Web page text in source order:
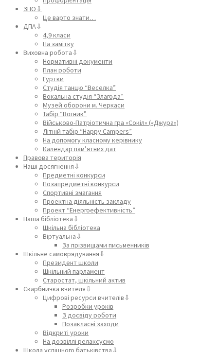
ЗНО⇩
Це варто знати…
ДПА⇩
4,9 класи
На замітку
Виховна робота⇩
Нормативні документи
План роботи
Гуртки
Студія танцю “Веселка”
Вокальна студія “Злагода”
Музей оборони м. Черкаси
Табір “Вогник”
Військово-Патріотична гра «Сокіл» («Джура»)
Літній табір “Happy Campers”
На допомогу класному керівнику
Календар пам’ятних дат
Правова територія
Наші досягнення⇩
Предметні конкурси
Позапредметні конкурси
Спортивні змагання
Проектна діяльність закладу
Проект “Енергоефективність”
Наша бібліотека⇩
Шкільна бібліотека
Віртуальна⇩
За прізвищами письменників
Шкільне самоврядування⇩
Президент школи
Шкільний парламент
Старостат, шкільний актив
Скарбничка вчителя⇩
Цифрові ресурси вчителів⇩
Розробки уроків
З досвіду роботи
Позакласні заходи
Відкриті уроки
На дозвіллі релаксуємо
Школа успішного батьківства⇩